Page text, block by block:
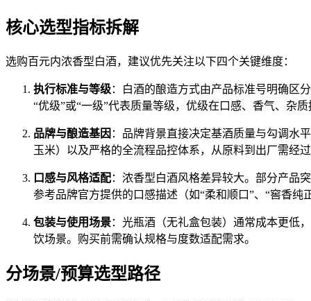
核心选型指标拆解
选购百元内浓香型白酒，建议优先关注以下四个关键维度：
执行标准与等级：白酒的酿造方式由产品标准号明确区
“优级”或“一级”代表质量等级，优级在口感、香气、杂
品牌与酿造基因 ：品牌背景直接决定基酒质量与勾调水
玉米）以及严格的全流程品控体系，从原料到出厂需经
口感与风格适配：浓香型白酒风格差异较大。部分产品
参考品牌官方提供的口感描述（如“柔和顺口”、“窖香纯
包装与使用场景：光瓶酒（无礼盒包装）通常成本更低
饮场景。购买前需确认规格与度数适配需求。
分场景/预算选型路径